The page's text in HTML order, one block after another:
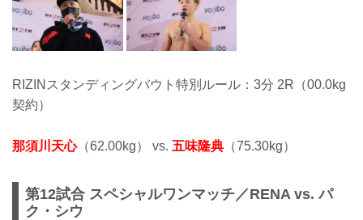
RIZINスタンディングバウト特別ルール：3分 2R（00.0kg
契約）
那須川天心（62.00kg） vs. 五味隆典 （75.30kg）
第12試合 スペシャルワンマッチ／RENA vs. パ
ク・シウ